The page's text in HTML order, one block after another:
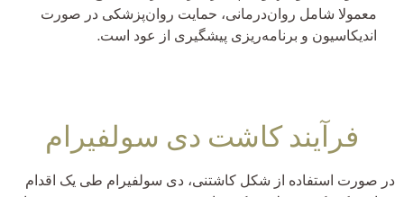
معمولا شامل روان‌درمانی، حمایت روان‌پزشکی در صورت
اندیکاسیون و برنامه‌ریزی پیشگیری از عود است.
فرآیند کاشت دی سولفیرام
در صورت استفاده از شکل کاشتنی، دی سولفیرام طی یک اقدام